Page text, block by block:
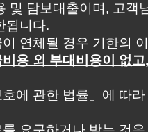
및 담보대출이며, 고객
됩니다.
연체될 경우 기한의
용 외 부대비용이 없
호에 관한 법률」에 따